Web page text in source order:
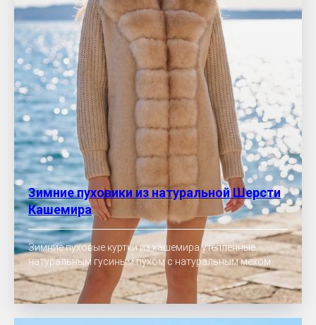
Зимние пуховики из натуральной Шерсти
Кашемира
Зимние пуховые куртки из кашемира утепленные
натуральным гусиным пухом с натуральным мехом